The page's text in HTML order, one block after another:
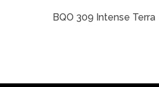
BQO 309 Intense Terra